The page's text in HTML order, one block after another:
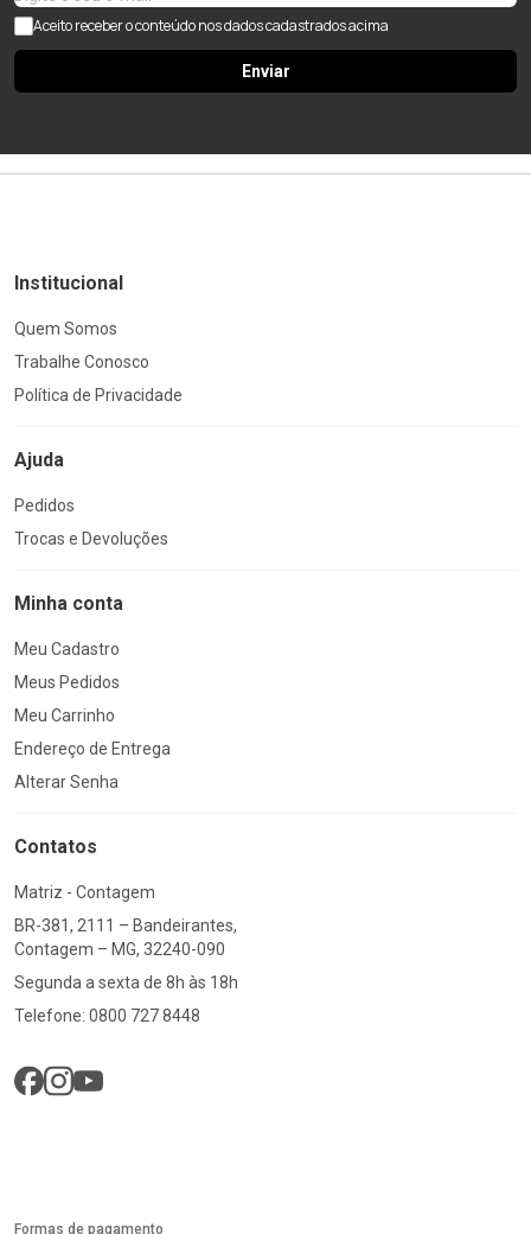
Aceito receber o conteúdo nos dados cadastrados acima
Enviar
Institucional
Quem Somos
Trabalhe Conosco
Política de Privacidade
Ajuda
Pedidos
Trocas e Devoluções
Minha conta
Meu Cadastro
Meus Pedidos
Meu Carrinho
Endereço de Entrega
Alterar Senha
Contatos
Matriz - Contagem
BR-381, 2111 – Bandeirantes,
Contagem – MG, 32240-090
Segunda a sexta de 8h às 18h
Telefone: 0800 727 8448
Formas de pagamento